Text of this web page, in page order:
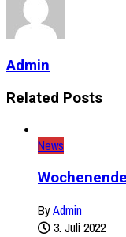
Admin
Related Posts
News
ByAdmin
3. Juli 2022